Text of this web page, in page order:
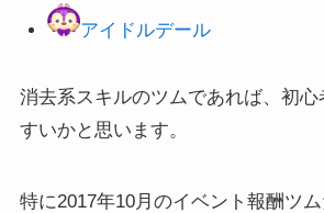
アイドルデール
消去系スキルのツムであれば、初
すいかと思います。
特に2017年10月のイベント報酬ツ